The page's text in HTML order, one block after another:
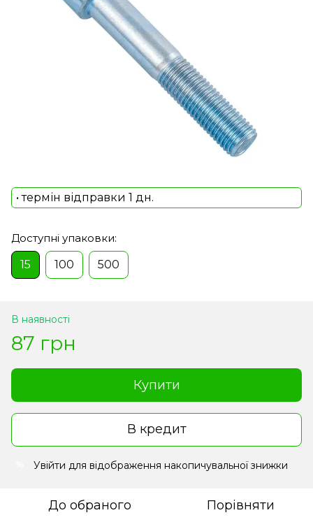
• термін відправки 1 дн.
Доступні упаковки:
15
100 500
В наявності
87 грн
Купити
В кредит
Увійти для відображення накопичувальної знижки
До обраного Порівняти